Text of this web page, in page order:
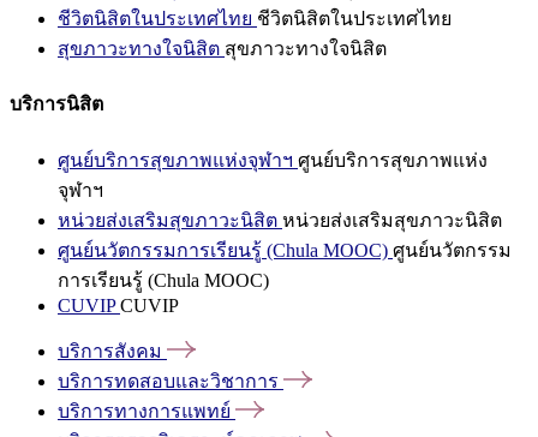
ชีวิตนิสิตในประเทศไทย ชีวิตนิสิตในประเทศไทย
สุขภาวะทางใจนิสิต สุขภาวะทางใจนิสิต
บริการนิสิต
ศูนย์บริการสุขภาพแห่งจุฬาฯ ศูนย์บริการสุขภาพแห่ง
จุฬาฯ
หน่วยส่งเสริมสุขภาวะนิสิต หน่วยส่งเสริมสุขภาวะนิสิต
ศูนย์นวัตกรรมการเรียนรู้ (Chula MOOC) ศูนย์นวัตกรรม
การเรียนรู้ (Chula MOOC)
CUVIPCUVIP
บริการสังคม
บริการทดสอบและวิชาการ
บริการทางการแพทย์